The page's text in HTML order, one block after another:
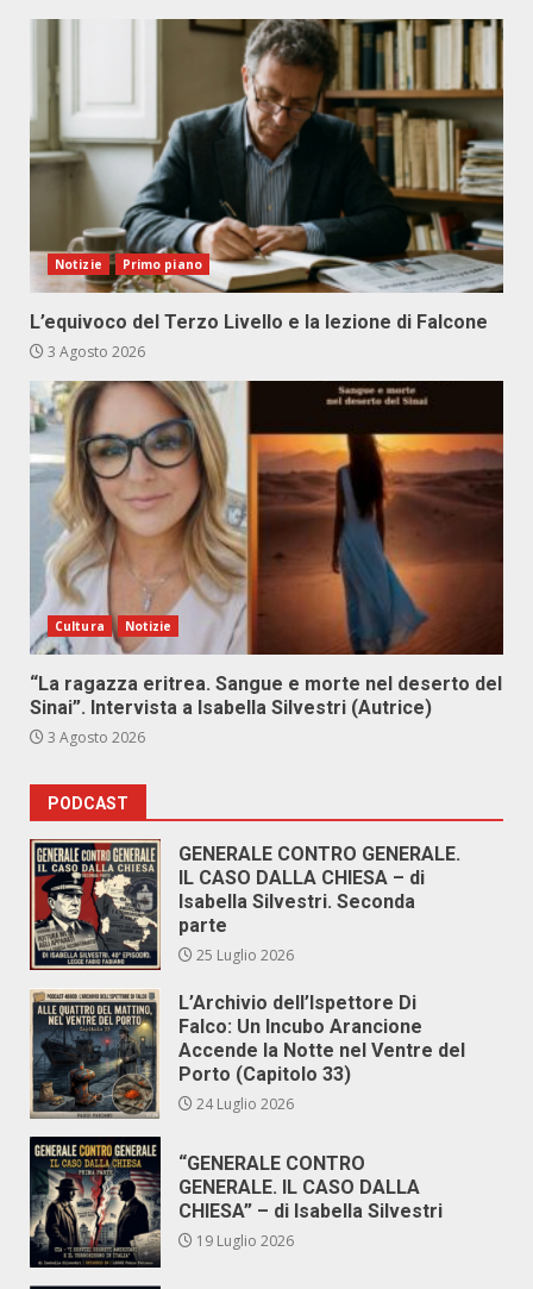
Notizie Primo piano
L’equivoco del Terzo Livello e la lezione di Falcone
3 Agosto 2026
Cultura Notizie
“La ragazza eritrea. Sangue e morte nel deserto del
Sinai”. Intervista a Isabella Silvestri (Autrice)
3 Agosto 2026
PODCAST
GENERALE CONTRO GENERALE.
IL CASO DALLA CHIESA – di
Isabella Silvestri. Seconda
parte
25 Luglio 2026
L’Archivio dell’Ispettore Di
Falco: Un Incubo Arancione
Accende la Notte nel Ventre del
Porto (Capitolo 33)
24 Luglio 2026
“GENERALE CONTRO
GENERALE. IL CASO DALLA
CHIESA” – di Isabella Silvestri
19 Luglio 2026